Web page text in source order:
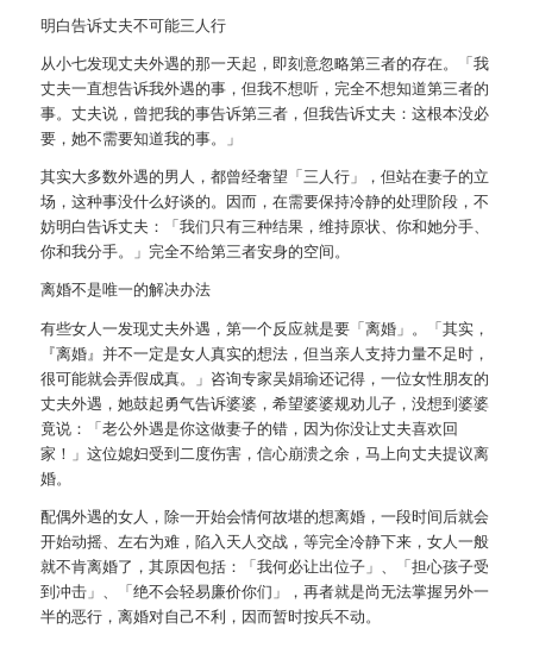
明白告诉丈夫不可能三人行
从小七发现丈夫外遇的那一天起，即刻意忽略第三者的存在。「我
丈夫一直想告诉我外遇的事，但我不想听，完全不想知道第三者的
事。丈夫说，曾把我的事告诉第三者，但我告诉丈夫：这根本没必
要，她不需要知道我的事。」
其实大多数外遇的男人，都曾经奢望「三人行」，但站在妻子的立
场，这种事没什么好谈的。因而，在需要保持冷静的处理阶段，不
妨明白告诉丈夫：「我们只有三种结果，维持原状、你和她分手、
你和我分手。」完全不给第三者安身的空间。
离婚不是唯一的解决办法
有些女人一发现丈夫外遇，第一个反应就是要「离婚」。「其实，
『离婚』并不一定是女人真实的想法，但当亲人支持力量不足时，
很可能就会弄假成真。」咨询专家吴娟瑜还记得，一位女性朋友的
丈夫外遇，她鼓起勇气告诉婆婆，希望婆婆规劝儿子，没想到婆婆
竟说：「老公外遇是你这做妻子的错，因为你没让丈夫喜欢回
家！」这位媳妇受到二度伤害，信心崩溃之余，马上向丈夫提议离
婚。
配偶外遇的女人，除一开始会情何故堪的想离婚，一段时间后就会
开始动摇、左右为难，陷入天人交战，等完全冷静下来，女人一般
就不肯离婚了，其原因包括：「我何必让出位子」、「担心孩子受
到冲击」、「绝不会轻易廉价你们」，再者就是尚无法掌握另外一
半的恶行，离婚对自己不利，因而暂时按兵不动。